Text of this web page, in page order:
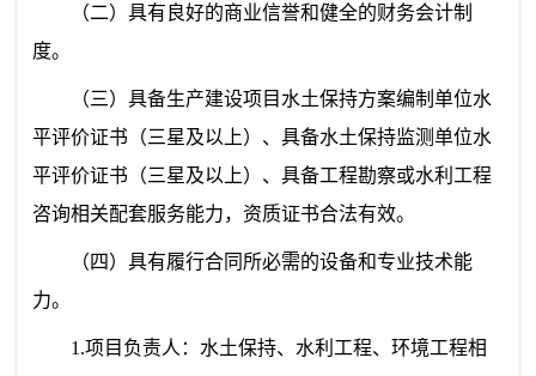
（二）具有良好的商业信誉和健全的财务会计制
度。
（三）具备生产建设项目水土保持方案编制单位水
平评价证书 （三星及以上） 、具备水土保持监测单位水
平评价证书（三星及以上） 、具备工程勘察或水利工程
咨询相关配套服务能力，资质证书合法有效。
（四）具有履行合同所必需的设备和专业技术能
力。
1.项目负责人： 水土保持、水利工程、环境工程相